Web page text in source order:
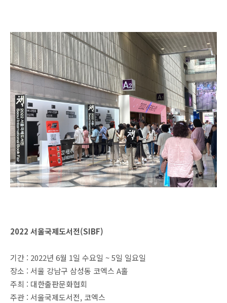
2022 서울국제도서전(SIBF)
기간 : 2022년 6월 1일 수요일 ~ 5일 일요일
장소 : 서울 강남구 삼성동 코엑스 A홀
주최 : 대한출판문화협회
주관 : 서울국제도서전, 코엑스